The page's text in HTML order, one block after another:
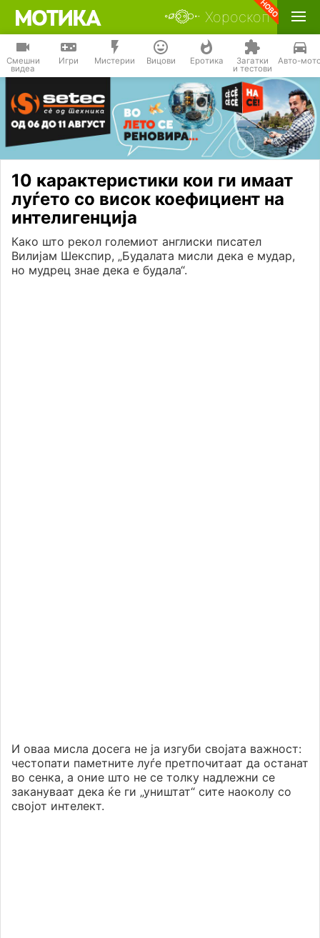
Хороскоп
Смешни
видеа
Игри Мистерии Вицови Еротика Загатки
и тестови
Авто-
10 карактеристики кои ги имаат
луѓето со висок коефициент на
интелигенција
Како што рекол големиот англиски писател
Вилијам Шекспир, „Будалата мисли дека е мудар,
но мудрец знае дека е будала“.
И оваа мисла досега не ја изгуби својата важност:
честопати паметните луѓе претпочитаат да останат
во сенка, а оние што не се толку надлежни се
закануваат дека ќе ги „уништат“ сите наоколу со
својот интелект.